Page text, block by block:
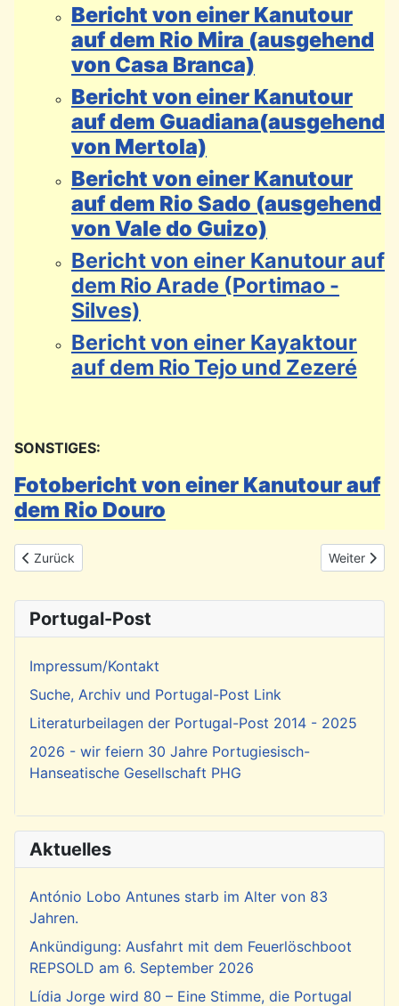
Bericht von einer Kanutour
auf dem Rio Mira (ausgehend
von Casa Branca)
Bericht von einer Kanutour
auf dem Guadiana(ausgehend
von Mertola)
Bericht von einer Kanutour
auf dem Rio Sado (ausgehend
von Vale do Guizo)
Bericht von einer Kanutour auf
dem Rio Arade (Portimao -
Silves)
Bericht von einer Kayaktour
auf dem Rio Tejo und Zezeré
SONSTIGES:
Fotobericht von einer Kanutour auf
dem Rio Douro
Vorheriger Beitrag: Achtung: Einreisebestimmungen bei
Zurück Nächster
Weiter
Portugal-Post
Impressum/Kontakt
Suche, Archiv und Portugal-Post Link
Literaturbeilagen der Portugal-Post 2014 - 2025
2026 - wir feiern 30 Jahre Portugiesisch-
Hanseatische Gesellschaft PHG
Aktuelles
António Lobo Antunes starb im Alter von 83
Jahren.
Ankündigung: Ausfahrt mit dem Feuerlöschboot
REPSOLD am 6. September 2026
Lídia Jorge wird 80 – Eine Stimme, die Portugal